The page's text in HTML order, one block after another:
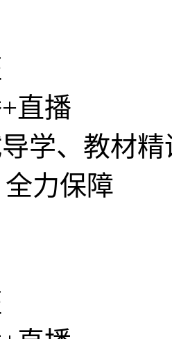
直播
学、教材
力保障